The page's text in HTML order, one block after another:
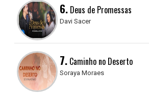
6. Deus de Promessas
Davi Sacer
7. Caminho no Deserto
Soraya Moraes